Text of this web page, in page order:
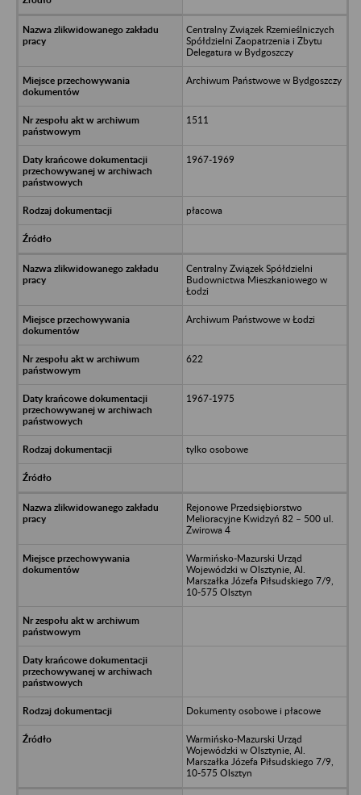
Centralny Związek Rzemieślniczych
Spółdzielni Zaopatrzenia i Zbytu
Delegatura w Bydgoszczy
Archiwum Państwowe w Bydgoszczy
1511
1967-1969
płacowa
Centralny Związek Spółdzielni
Budownictwa Mieszkaniowego w
Łodzi
Archiwum Państwowe w Łodzi
622
1967-1975
tylko osobowe
Rejonowe Przedsiębiorstwo
Melioracyjne Kwidzyń 82 – 500 ul.
Żwirowa 4
Warmińsko-Mazurski Urząd
Wojewódzki w Olsztynie, Al.
Marszałka Józefa Piłsudskiego 7/9,
10-575 Olsztyn
Dokumenty osobowe i płacowe
Warmińsko-Mazurski Urząd
Wojewódzki w Olsztynie, Al.
Marszałka Józefa Piłsudskiego 7/9,
10-575 Olsztyn